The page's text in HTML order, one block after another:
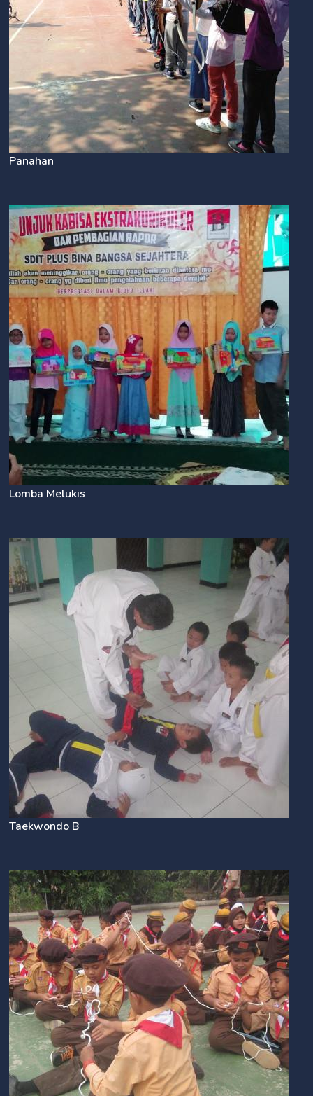
Panahan
Lomba Melukis
Taekwondo B